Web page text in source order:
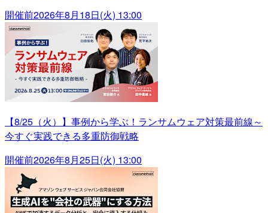
開催前2026年8月18日(火) 13:00
【8/25（火）】事例から学ぶ！ランサムウェア対策最前線～
今すぐ実践できる多重防御戦略
開催前2026年8月25日(火) 13:00